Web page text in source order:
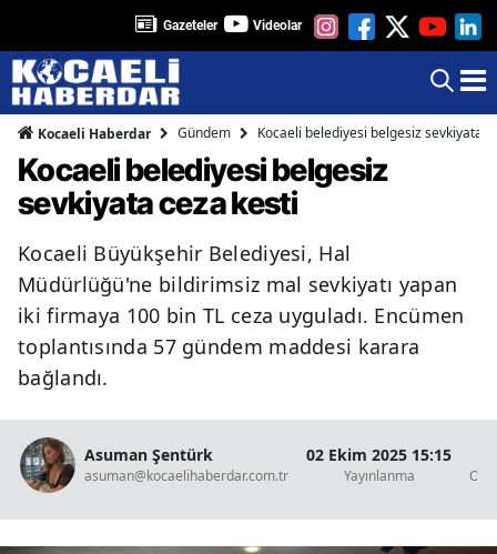
Gazeteler Videolar
Kocaeli Haberdar Gündem Kocaeli belediyesi belgesiz sevkiyata
Kocaeli belediyesi belgesiz
sevkiyata ceza kesti
Kocaeli Büyükşehir Belediyesi, Hal
Müdürlüğü'ne bildirimsiz mal sevkiyatı yapan
iki firmaya 100 bin TL ceza uyguladı. Encümen
toplantısında 57 gündem maddesi karara
bağlandı.
Asuman Şentürk
asuman@kocaelihaberdar.com.tr
02 Ekim 2025 15:15
Yayınlanma